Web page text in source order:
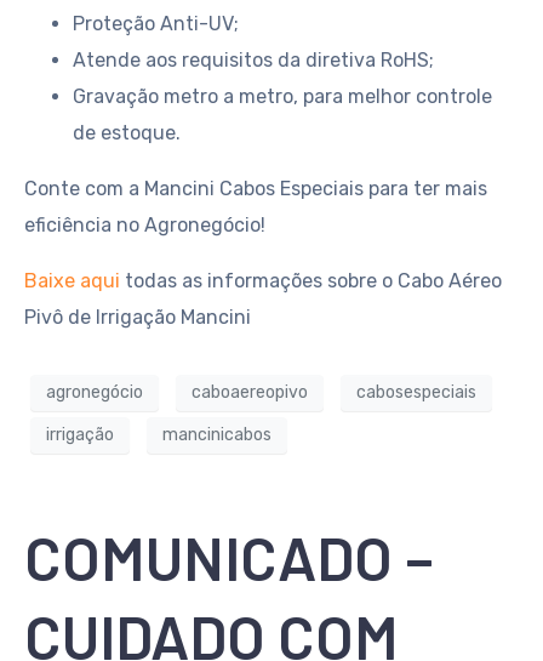
Proteção Anti-UV;
Atende aos requisitos da diretiva RoHS;
Gravação metro a metro, para melhor controle
de estoque.
Conte com a Mancini Cabos Especiais para ter mais
eficiência no Agronegócio!
Baixe aqui todas as informações sobre o Cabo Aéreo
Pivô de Irrigação Mancini
agronegócio caboaereopivo cabosespeciais
irrigação mancinicabos
COMUNICADO –
CUIDADO COM